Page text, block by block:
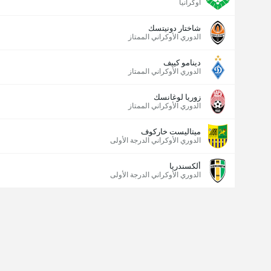
أوكرانيا
شاختار دونيتسك
الدوري الأوكراني الممتاز
دينامو كييف
الدوري الأوكراني الممتاز
زوريا لوغانسك
الدوري الأوكراني الممتاز
ميتاليست خاركوف
الدوري الأوكراني الدرجة الأولى
ألكسندريا
الدوري الأوكراني الدرجة الأولى